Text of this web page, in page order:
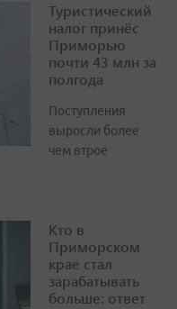
Туристический
налог принёс
Приморью
почти 43 млн за
полгода
Поступления
выросли более
чем втрое
Кто в
Приморском
крае стал
зарабатывать
больше: ответ